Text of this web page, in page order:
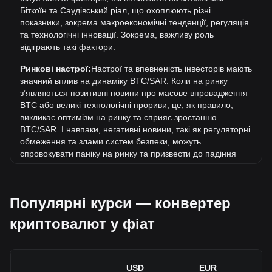
BTC у SAR поточний історичний максимум.
Яка динаміка цін Біткоїн у SAR?
За останні 7 днів обмінний курс Біткоїн (BTC) виріс на
2.64%. За останній місяць обмінний курс Біткоїн (BTC)
зріс на 1.08% стосовно наступної валюти: Саудівський
ріал (SAR).
Біткоїн та Саудівський ріал, що охоплюють різні
показники, зокрема макроекономічні тенденції, регуляція
та технологічні інновації. Зокрема, важливу роль
відіграють такі фактори:
Ринкові настрої:Настрої та впевненість інвесторів мають
значний вплив на динаміку BTC/SAR. Коли на ринку
зʼявляються позитивні новини про масове впровадження
BTC або великі технологічні прориви, це, як правило,
викликає оптимізм на ринку та сприяє зростанню
BTC/SAR. І навпаки, негативні новини, такі як регуляторні
обмеження та злами систем безпеки, можуть
спровокувати паніку на ринку та призвести до падіння
BTC/SAR.
регуляція, що стосуються криптовалют, мають
безпосередній вплив на їх масове впровадження, що, в
свою чергу, визначає їхню вартість відносно традиційних
Популярні курси — конвертер
криптовалют у фіат
USD EUR